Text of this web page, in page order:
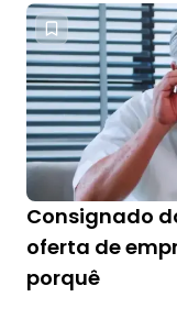
Consignado
oferta de
porquê